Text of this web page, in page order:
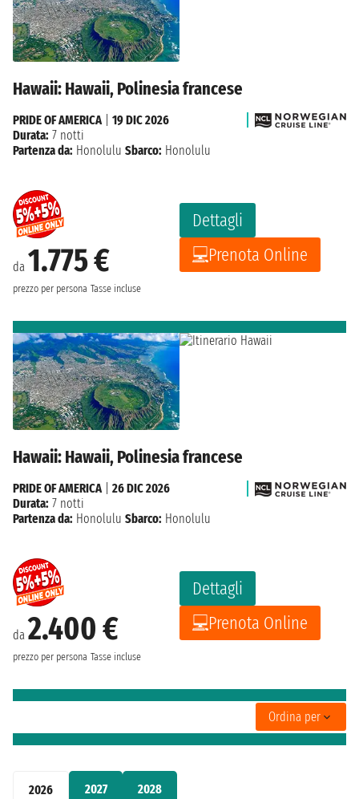
2026 2027 2028
Hawaii: Hawaii, Polinesia francese
da 1.775 €
prezzo per persona Tasse incluse
Dettagli
Prenota Online
PRIDE OF AMERICA
19 DIC 2026
Durata: 7 notti
Partenza da: Honolulu Sbarco: Honolulu
Hawaii: Hawaii, Polinesia francese
da 2.400 €
prezzo per persona Tasse incluse
Dettagli
Prenota Online
PRIDE OF AMERICA| 26 DIC 2026
Durata: 7 notti
Partenza da: Honolulu Sbarco: Honolulu
Ordina per